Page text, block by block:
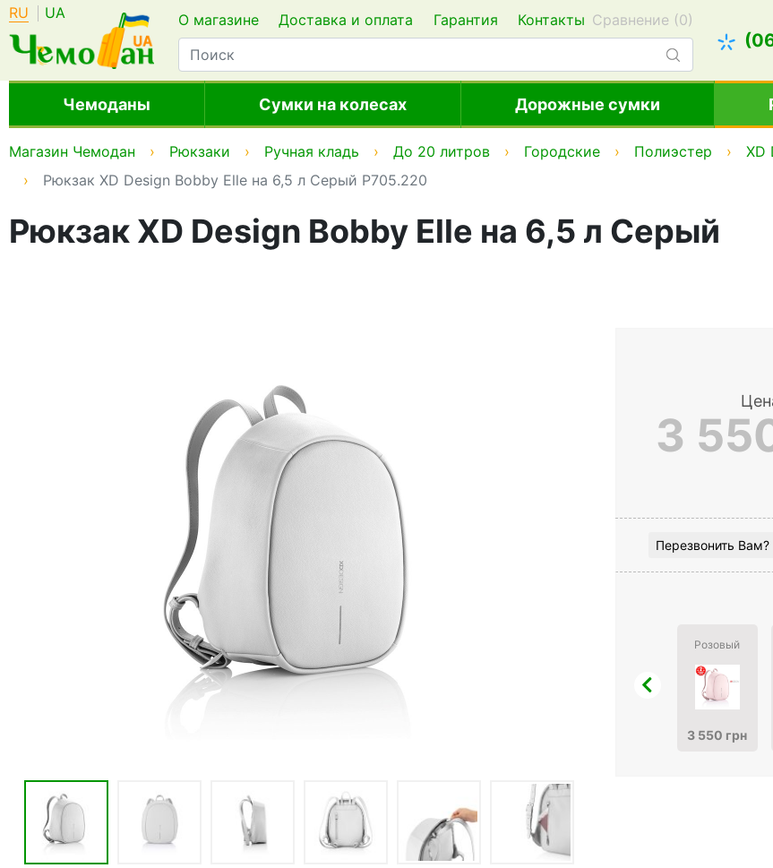
RU UA О магазине Доставка и оплата Гарантия Контакты Сравнение (0)
Чемоданы Сумки на колесах Дорожные сумки
Магазин Чемодан Рюкзаки Ручная кладь До 20 литров Городские Полиэстер XD
Рюкзак XD Design Bobby Elle на 6,5 л Серый P705.220
Рюкзак XD Design Bobby Elle на 6,5 л Серый
3
Перезвонить Вам?
Розовый
3 550 грн